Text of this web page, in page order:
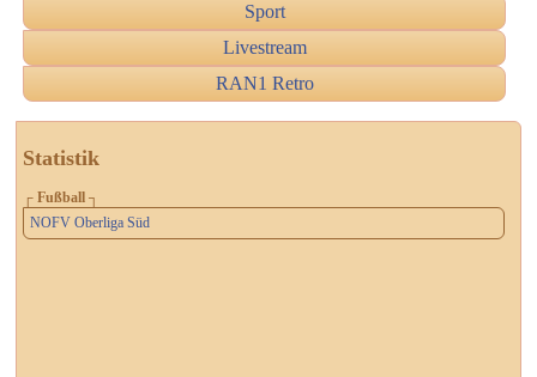
Sport
Livestream
RAN1 Retro
Statistik
┌ Fußball ┐
NOFV Oberliga Süd